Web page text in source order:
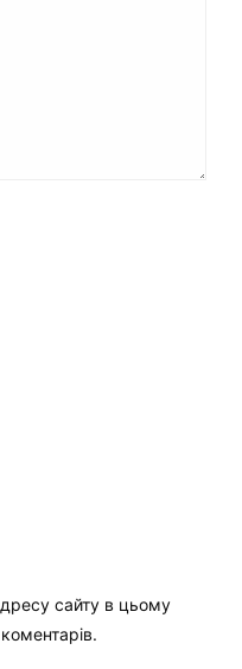
сайту в цьому